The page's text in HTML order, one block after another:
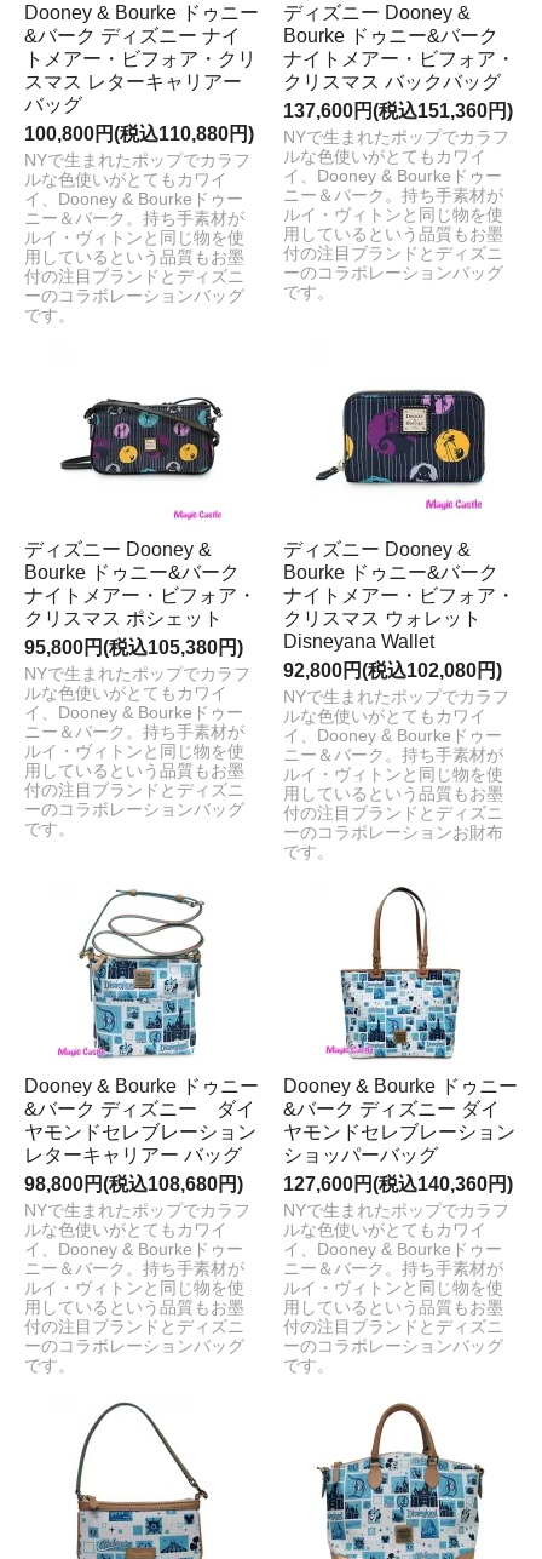
Dooney & Bourke ドゥニー
&バーク ディズニー ナイ
トメアー・ビフォア・クリ
スマス レターキャリアー
バッグ
100,800円(税込110,880円)
NYで生まれたポップでカラフ
ルな色使いがとてもカワイ
イ、Dooney & Bourkeドゥー
ニー＆バーク。持ち手素材が
ルイ・ヴィトンと同じ物を使
用しているという品質もお墨
付の注目ブランドとディズニ
ーのコラボレーションバッグ
です。
ディズニー Dooney &
Bourke ドゥニー&バーク
ナイトメアー・ビフォア・
クリスマス バックバッグ
137,600円(税込151,360円)
NYで生まれたポップでカラフ
ルな色使いがとてもカワイ
イ、Dooney & Bourkeドゥー
ニー＆バーク。持ち手素材が
ルイ・ヴィトンと同じ物を使
用しているという品質もお墨
付の注目ブランドとディズニ
ーのコラボレーションバッグ
です。
ディズニー Dooney &
Bourke ドゥニー&バーク
ナイトメアー・ビフォア・
クリスマス ポシェット
95,800円(税込105,380円)
NYで生まれたポップでカラフ
ルな色使いがとてもカワイ
イ、Dooney & Bourkeドゥー
ニー＆バーク。持ち手素材が
ルイ・ヴィトンと同じ物を使
用しているという品質もお墨
付の注目ブランドとディズニ
ーのコラボレーションバッグ
です。
ディズニー Dooney &
Bourke ドゥニー&バーク
ナイトメアー・ビフォア・
クリスマス ウォレット
Disneyana Wallet
92,800円(税込102,080円)
NYで生まれたポップでカラフ
ルな色使いがとてもカワイ
イ、Dooney & Bourkeドゥー
ニー＆バーク。持ち手素材が
ルイ・ヴィトンと同じ物を使
用しているという品質もお墨
付の注目ブランドとディズニ
ーのコラボレーションお財布
です。
Dooney & Bourke ドゥニー
&バーク ディズニー ダイ
ヤモンドセレブレーション
レターキャリアー バッグ
98,800円(税込108,680円)
NYで生まれたポップでカラフ
ルな色使いがとてもカワイ
イ、Dooney & Bourkeドゥー
ニー＆バーク。持ち手素材が
ルイ・ヴィトンと同じ物を使
用しているという品質もお墨
付の注目ブランドとディズニ
ーのコラボレーションバッグ
です。
Dooney & Bourke ドゥニー
&バーク ディズニー ダイ
ヤモンドセレブレーション
ショッパーバッグ
127,600円(税込140,360円)
NYで生まれたポップでカラフ
ルな色使いがとてもカワイ
イ、Dooney & Bourkeドゥー
ニー＆バーク。持ち手素材が
ルイ・ヴィトンと同じ物を使
用しているという品質もお墨
付の注目ブランドとディズニ
ーのコラボレーションバッグ
です。